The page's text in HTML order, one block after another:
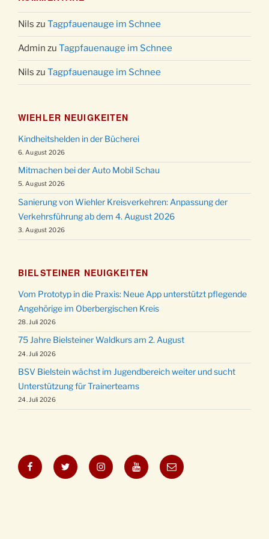
Nils zu Tagpfauenauge im Schnee
Admin zu Tagpfauenauge im Schnee
Nils zu Tagpfauenauge im Schnee
WIEHLER NEUIGKEITEN
Kindheitshelden in der Bücherei
6. August 2026
Mitmachen bei der Auto Mobil Schau
5. August 2026
Sanierung von Wiehler Kreisverkehren: Anpassung der
Verkehrsführung ab dem 4. August 2026
3. August 2026
BIELSTEINER NEUIGKEITEN
Vom Prototyp in die Praxis: Neue App unterstützt pflegende
Angehörige im Oberbergischen Kreis
28. Juli 2026
75 Jahre Bielsteiner Waldkurs am 2. August
24. Juli 2026
BSV Bielstein wächst im Jugendbereich weiter und sucht
Unterstützung für Trainerteams
24. Juli 2026
FacebookTwitter InstagramYouTubeE-
Mail